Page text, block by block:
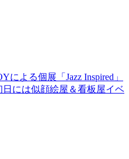
よる個展「Jazz Inspired」
には似顔絵屋＆看板屋イベ